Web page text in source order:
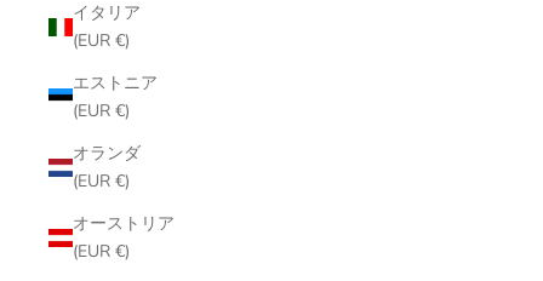
イタリア
(EUR €)
エストニア
(EUR €)
オランダ
(EUR €)
オーストリア
(EUR €)